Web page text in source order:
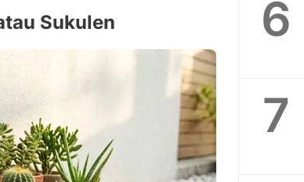
Sukulen 6
7